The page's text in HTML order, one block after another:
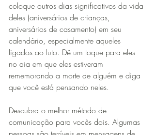
coloque outros dias significativos da vida
deles (aniversários de crianças,
aniversários de casamento) em seu
calendário, especialmente aqueles
ligados ao luto. Dê um toque para eles
no dia em que eles estiveram
rememorando a morte de alguém e diga
que você está pensando neles.
Descubra o melhor método de
comunicação para vocês dois. Algumas